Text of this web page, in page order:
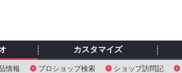
情報 プロショップ検索 ショップ訪問記
カスタマイズ